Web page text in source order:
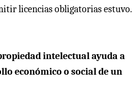
licencias obligatorias estuvo.
intelectual ayuda a
económico o social de un